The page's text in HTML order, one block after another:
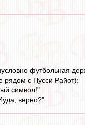
футбольная
рядом с Пусси Райот):
символ!"
верно?"